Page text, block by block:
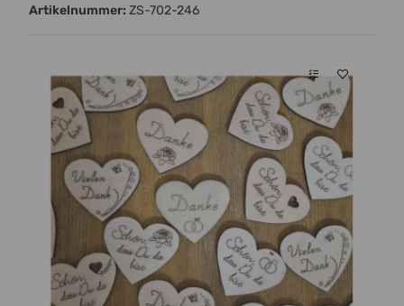
Artikelnummer: ZS-702-246